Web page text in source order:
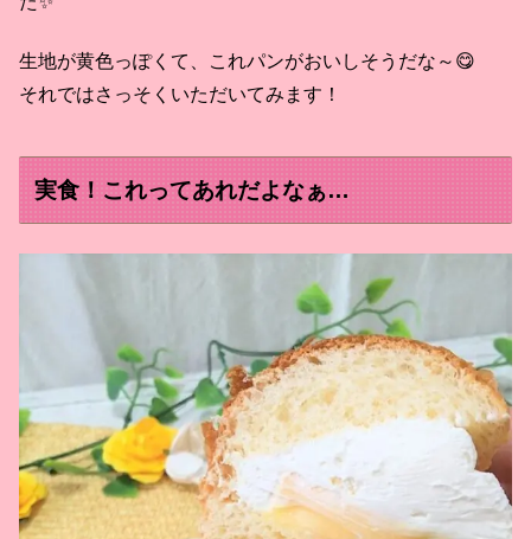
生地が黄色っぽくて、これパンがおいしそうだな～😋
それではさっそくいただいてみます！
実食！これってあれだよなぁ…